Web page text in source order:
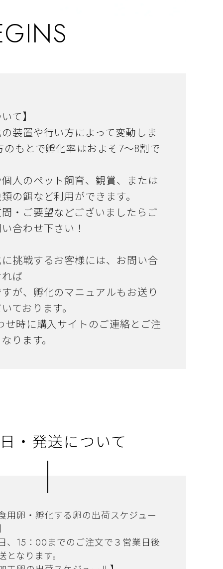
て】
装置や行い方によって変動しま
のもとで孵化率はおよそ7～8割で
人のペット飼育、観賞、または
の餌など利用ができます。
・ご要望などございましたらご
合わせ下さい！
挑戦するお客様には、お問い合
ば
が、孵化のマニュアルもお送り
ております。
時に購入サイトのご連絡とご注
・発送について
用卵・孵化する卵の出荷スケジュー
、15：00までのご注文で３営業日後
となります。